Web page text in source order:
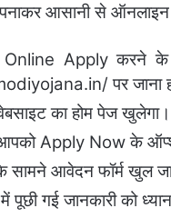
आसानी से
Apply करने के
पर जाना
का होम पेज खुलेगा।
Apply Now के
आवेदन फॉर्म खुल
गई जानकारी को ध्यान